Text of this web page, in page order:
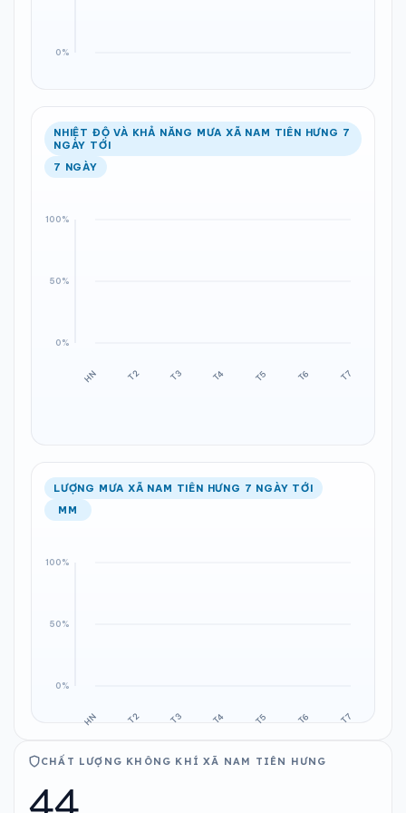
NHIỆT ĐỘ VÀ KHẢ NĂNG MƯA XÃ NAM TIÊN HƯNG 7
NGÀY TỚI
7 NGÀY
LƯỢNG MƯA XÃ NAM TIÊN HƯNG 7 NGÀY TỚI
MM
CHẤT LƯỢNG KHÔNG KHÍ XÃ NAM TIÊN HƯNG